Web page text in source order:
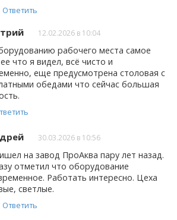
Ответить
12.02.2026 в 10:04
рабочего места самое
что я видел, всё чисто и
еще предусмотрена столовая с
обедами что сейчас большая
30.03.2026 в 10:56
на завод ПроАква пару лет назад.
отметил что оборудование
Работать интересно. Цеха
светлые.
Ответить